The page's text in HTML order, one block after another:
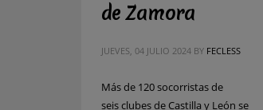
de Zamora
JUEVES, 04 JULIO 2024 BY FECLESS
Más de 120 socorristas de
seis clubes de Castilla y León se